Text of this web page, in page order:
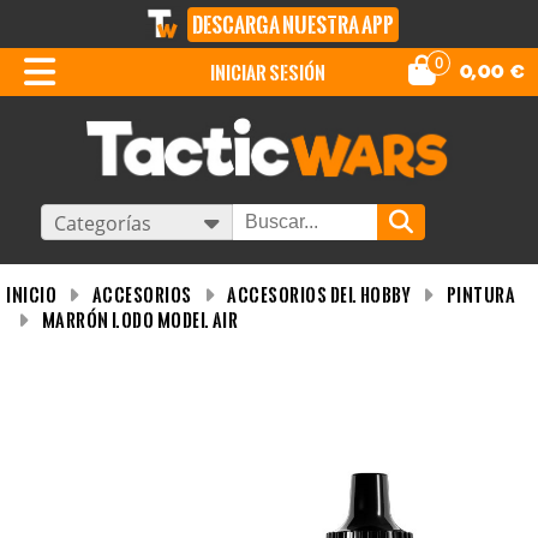
DESCARGA NUESTRA APP
0 0,00 €
iniciar sesión
Categorías
INICIO Accesorios Accesorios del Hobby
Pintura
Marrón Lodo Model Air